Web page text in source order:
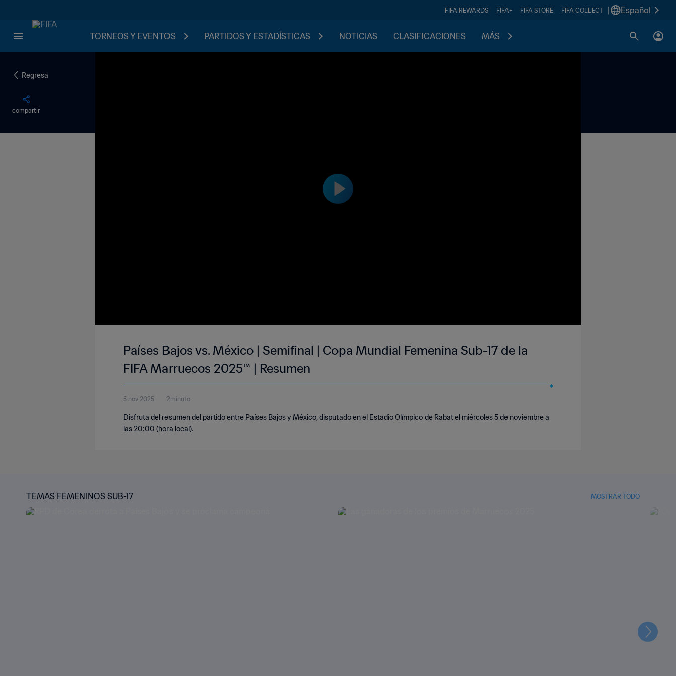
FIFA REWARDS FIFA+ FIFA STORE FIFA COLLECT Español
TORNEOS Y EVENTOS PARTIDOS Y ESTADÍSTICAS NOTICIAS CLASIFICACIONES MÁS
Regresa
compartir
Países Bajos vs. México | Semifinal | Copa Mundial Femenina Sub-17 de la
FIFA Marruecos 2025™ | Resumen
5 nov 2025 2minuto
Disfruta del resumen del partido entre Países Bajos y México, disputado en el Estadio Olímpico de Rabat el miércoles 5 de noviembre a
las 20:00 (hora local).
TEMAS FEMENINOS SUB-17 MOSTRAR TODO